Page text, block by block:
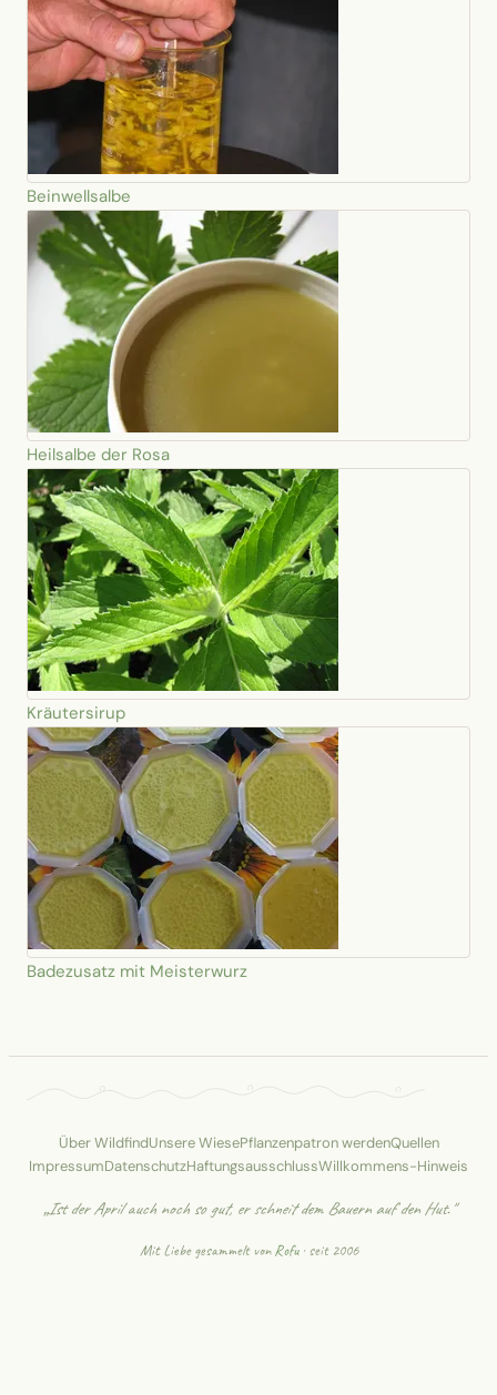
Beinwellsalbe
Heilsalbe der Rosa
Kräutersirup
Badezusatz mit Meisterwurz
Über WildfindUnsere WiesePflanzenpatron werdenQuellen
ImpressumDatenschutzHaftungsausschlussWillkommens-Hinweis
„Ist der April auch noch so gut, er schneit dem Bauern auf den Hut."
Mit Liebe gesammelt vonRofu· seit 2006